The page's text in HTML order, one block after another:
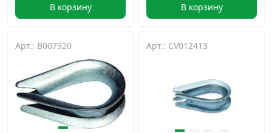
В корзину В корзину
Арт.: B007920 Арт.: CV012413